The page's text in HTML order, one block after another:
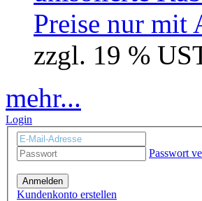
Preise nur mit
zzgl. 19 %
mehr...
Login
Passwort
Anmelden
Kundenkonto erstellen